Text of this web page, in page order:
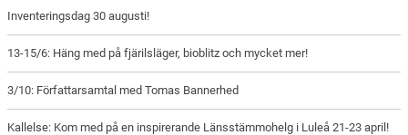
Inventeringsdag 30 augusti!
13-15/6: Häng med på fjärilsläger, bioblitz och mycket mer!
3/10: Författarsamtal med Tomas Bannerhed
Kallelse: Kom med på en inspirerande Länsstämmohelg i Luleå 21-23 april!